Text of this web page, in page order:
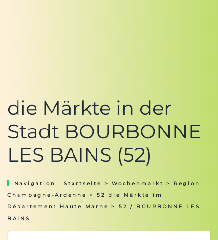
die Märkte in der
Stadt BOURBONNE
LES BAINS (52)
Navigation : Startseite > Wochenmarkt > Region
Champagne-Ardenne
> 52 die Märkte im
Département Haute Marne
> 52 / BOURBONNE LES
BAINS